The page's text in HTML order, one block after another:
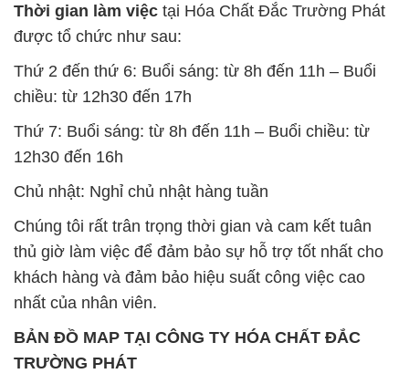
Thời gian làm việc tại Hóa Chất Đắc Trường Phát
được tổ chức như sau:
Thứ 2 đến thứ 6: Buổi sáng: từ 8h đến 11h – Buổi
chiều: từ 12h30 đến 17h
Thứ 7: Buổi sáng: từ 8h đến 11h – Buổi chiều: từ
12h30 đến 16h
Chủ nhật: Nghỉ chủ nhật hàng tuần
Chúng tôi rất trân trọng thời gian và cam kết tuân
thủ giờ làm việc để đảm bảo sự hỗ trợ tốt nhất cho
khách hàng và đảm bảo hiệu suất công việc cao
nhất của nhân viên.
BẢN ĐỒ MAP TẠI CÔNG TY HÓA CHẤT ĐẮC
TRƯỜNG PHÁT